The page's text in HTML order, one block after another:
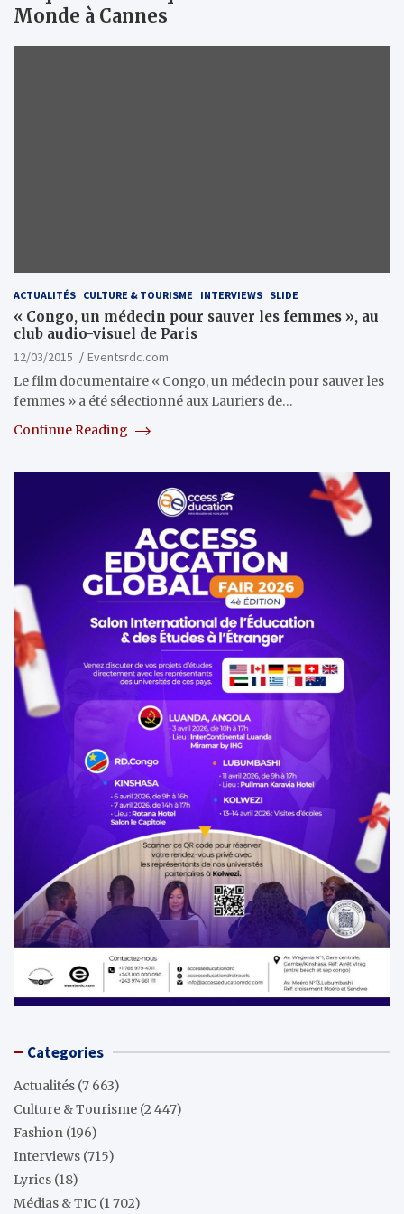
Monde à Cannes
ACTUALITÉS CULTURE & TOURISME INTERVIEWS SLIDE
« Congo, un médecin pour sauver les femmes », au
club audio-visuel de Paris
12/03/2015
Eventsrdc.com
Le film documentaire « Congo, un médecin pour sauver les
femmes » a été sélectionné aux Lauriers de…
Continue Reading
Categories
Actualités (7 663)
Culture & Tourisme (2 447)
Fashion (196)
Interviews (715)
Lyrics (18)
Médias & TIC (1 702)